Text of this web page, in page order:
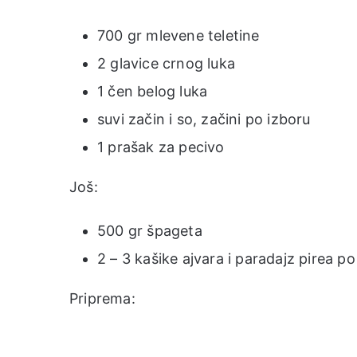
700 gr mlevene teletine
2 glavice crnog luka
1 čen belog luka
suvi začin i so, začini po izboru
1 prašak za pecivo
Još:
500 gr špageta
2 – 3 kašike ajvara i paradajz pirea
Priprema: